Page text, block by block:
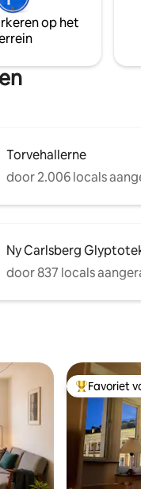
en
toeslag
op het
Torvehallerne
door 2.006 locals
Ny Carlsberg
door 837 locals
Topfavoriet
Favoriet